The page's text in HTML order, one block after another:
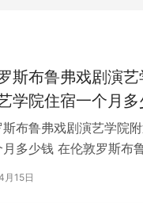
斯布鲁弗戏剧演
学院住宿一个月多
布鲁弗戏剧演艺学院
多少钱 在伦敦罗斯布
中的一项关键任务。为
月15日